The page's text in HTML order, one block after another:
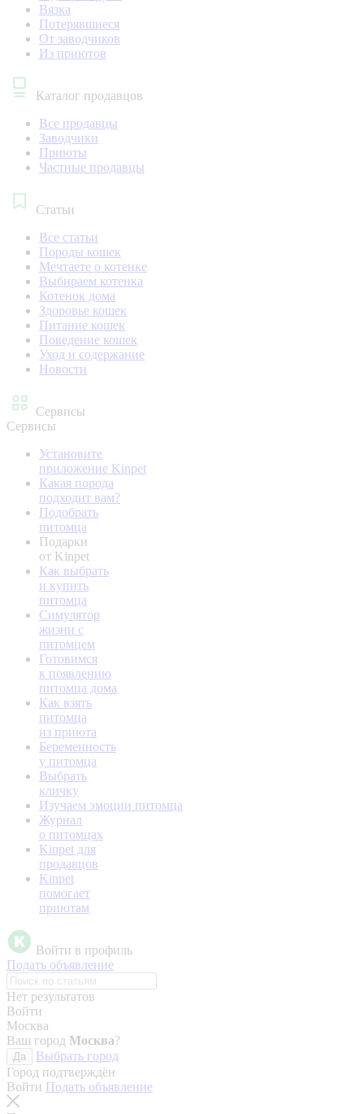
Вязка
Потерявшиеся
От заводчиков
Из приютов
Каталог продавцов
Все продавцы
Заводчики
Приюты
Частные продавцы
Статьи
Все статьи
Породы кошек
Мечтаете о котенке
Выбираем котенка
Котенок дома
Здоровье кошек
Питание кошек
Поведение кошек
Уход и содержание
Новости
Сервисы
Сервисы
Установите
приложение Kinpet
Какая порода
подходит вам?
Подобрать
питомца
Подарки
от Kinpet
Как выбрать
и купить
питомца
Симулятор
жизни с
питомцем
Готовимся
к появлению
питомца дома
Как взять
питомца
из приюта
Беременность
у питомца
Выбрать
кличку
Изучаем эмоции питомца
Журнал
о питомцах
Kinpet для
продавцов
Kinpet
помогает
приютам
Войти в профиль
Подать объявление
Нет результатов
Войти
Москва
Ваш город Москва?
Да
Выбрать город
Город подтверждён
Войти Подать объявление